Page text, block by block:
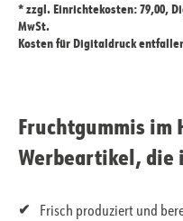
* zzgl. Einrichtekosten: 79,00,
MwSt.
Kosten für Digitaldruck
Fruchtgummis im
Werbeartikel, die
Frisch produziert und